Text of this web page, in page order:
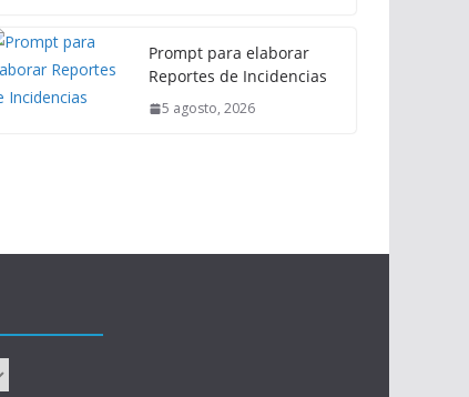
Prompt para elaborar
Reportes de Incidencias
5 agosto, 2026